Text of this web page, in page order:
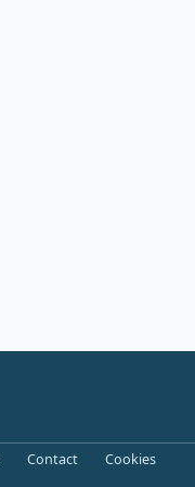
Contact Cookies